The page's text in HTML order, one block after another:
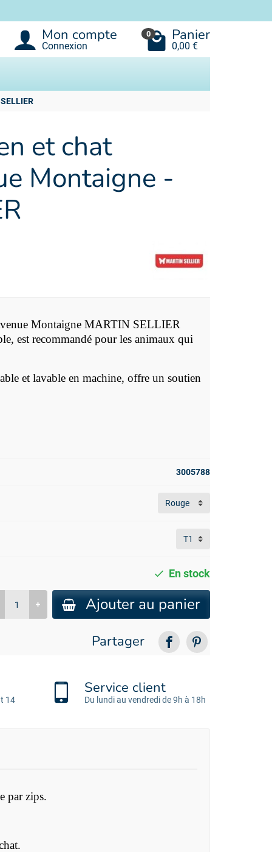
Mon compte
Connexion
0 Panier
0,00 €
et chat
Montaigne -
Montaigne MARTIN SELLIER
est recommandé pour les animaux qui
et lavable en machine, offre un soutien
3005788
En stock
Ajouter au panier
Partager
14
Service client
Du lundi au vendredi de 9h à 18h
par zips.